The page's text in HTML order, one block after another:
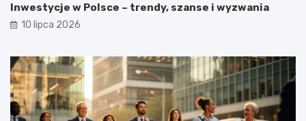
Inwestycje w Polsce – trendy, szanse i wyzwania
10 lipca 2026